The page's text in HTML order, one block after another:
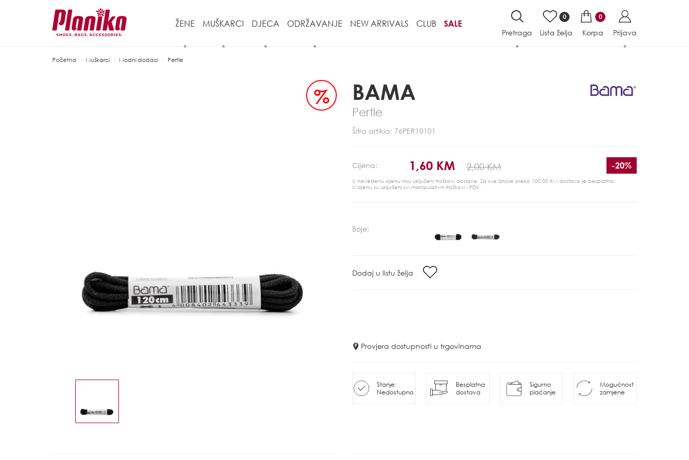
ŽENE MUŠKARCI DJECA ODRŽAVANJE NEW ARRIVALS CLUB SALE
Pretraga
0
Lista želja
0
Korpa Prijava
Početna Muškarci Modni dodaci Pertle
% BAMA
Pertle
Šifra artikla: 76PER10101
Cijena: 1,60 KM 2,00 KM -20%
U navedenu cijenu nisu uključeni troškovi dostave. Za sve iznose preko 100,00 KM dostava je besplatna.
U cijenu su uključeni svi manipulativni troškovi i PDV.
Boje:
Dodaj u listu želja
Provjera dostupnosti u trgovinama
Stanje:
Nedostupno
Besplatna
dostava
Sigurno
plaćanje
Mogućnost
zamjene